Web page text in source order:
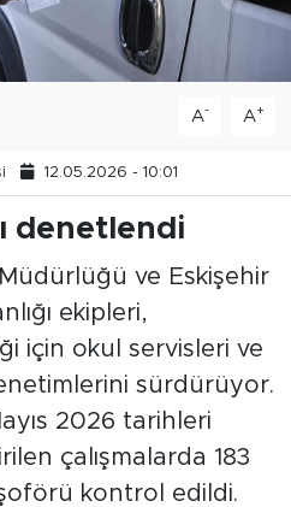
A- A+
12.05.2026 - 10:01
denetlendi
ve Eskişehir
ekipleri,
için okul servisleri ve
sürdürüyor.
2026 tarihleri
çalışmalarda 183
kontrol edildi.